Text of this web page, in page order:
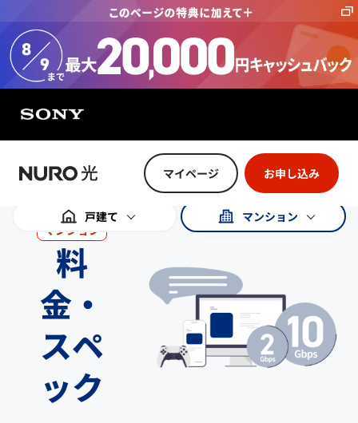
マイページ お申し込み
戸建て マンション
特に注記のない限り、記載の金額は全て税込金額です。
マンション
料
金・
スペ
ック